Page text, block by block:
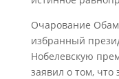
Очарование
избранный
Нобелевскую
заявил о том, что